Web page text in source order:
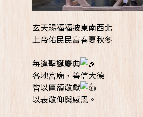
玄天賜福福披東南西北
上帝佑民民富春夏秋冬
每逢聖誕慶典
各地宮廟，善信大德
皆以匾額敬獻
以表敬仰與感恩。